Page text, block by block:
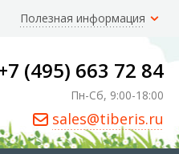
Полезная информация
(495) 663 72 84
Пн-Сб, 9:00-18:00
sales@tiberis.ru